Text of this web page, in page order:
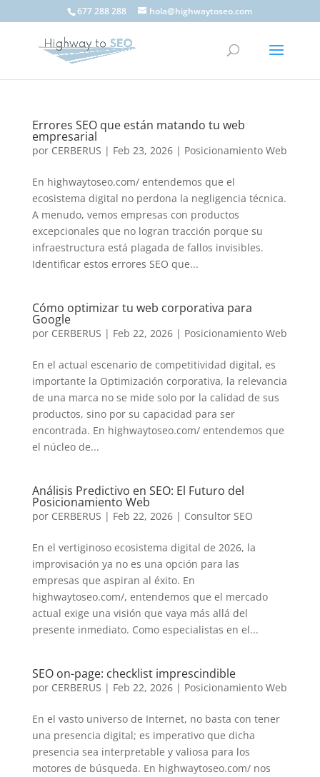
677 288 288 hola@highwaytoseo.com
Errores SEO que están matando tu web
empresarial
por CERBERUS | Feb 23, 2026| Posicionamiento Web
En highwaytoseo.com/ entendemos que el
ecosistema digital no perdona la negligencia técnica.
A menudo, vemos empresas con productos
excepcionales que no logran tracción porque su
infraestructura está plagada de fallos invisibles.
Identificar estos errores SEO que...
Cómo optimizar tu web corporativa para
Google
por CERBERUS | Feb 22, 2026| Posicionamiento Web
En el actual escenario de competitividad digital, es
importante la Optimización corporativa, la relevancia
de una marca no se mide solo por la calidad de sus
productos, sino por su capacidad para ser
encontrada. En highwaytoseo.com/ entendemos que
el núcleo de...
Análisis Predictivo en SEO: El Futuro del
Posicionamiento Web
por CERBERUS | Feb 22, 2026| Consultor SEO
En el vertiginoso ecosistema digital de 2026, la
improvisación ya no es una opción para las
empresas que aspiran al éxito. En
highwaytoseo.com/, entendemos que el mercado
actual exige una visión que vaya más allá del
presente inmediato. Como especialistas en el...
SEO on-page: checklist imprescindible
por CERBERUS | Feb 22, 2026| Posicionamiento Web
En el vasto universo de Internet, no basta con tener
una presencia digital; es imperativo que dicha
presencia sea interpretable y valiosa para los
motores de búsqueda. En highwaytoseo.com/ nos